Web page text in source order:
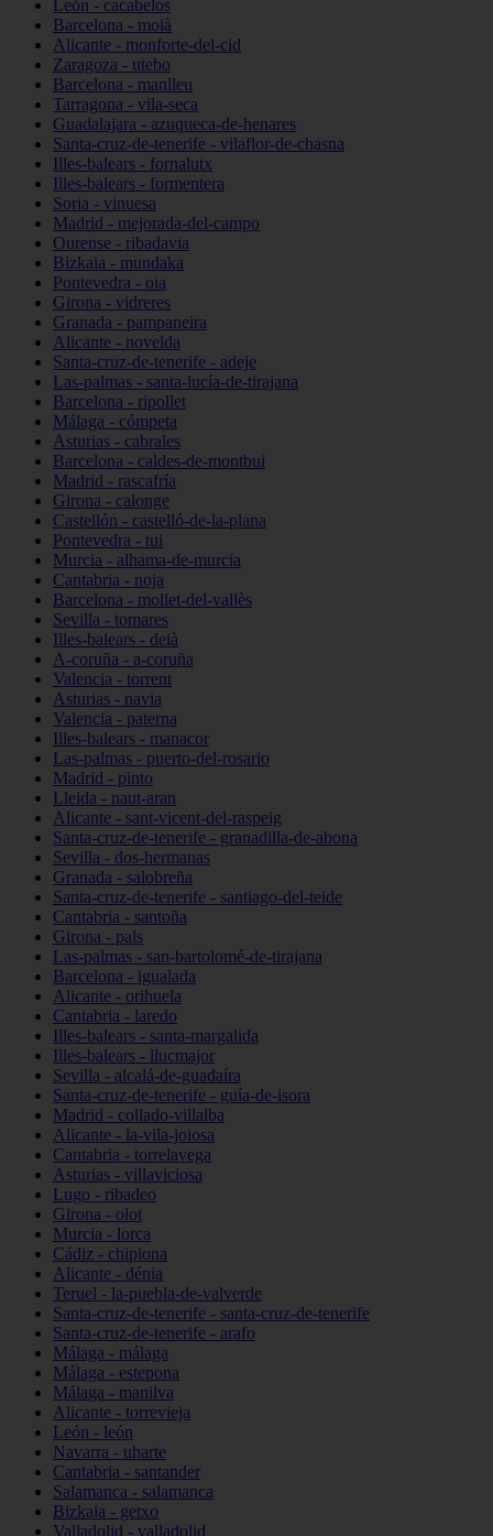
León - cacabelos
Barcelona - moià
Alicante - monforte-del-cid
Zaragoza - utebo
Barcelona - manlleu
Tarragona - vila-seca
Guadalajara - azuqueca-de-henares
Santa-cruz-de-tenerife - vilaflor-de-chasna
Illes-balears - fornalutx
Illes-balears - formentera
Soria - vinuesa
Madrid - mejorada-del-campo
Ourense - ribadavia
Bizkaia - mundaka
Pontevedra - oia
Girona - vidreres
Granada - pampaneira
Alicante - novelda
Santa-cruz-de-tenerife - adeje
Las-palmas - santa-lucía-de-tirajana
Barcelona - ripollet
Málaga - cómpeta
Asturias - cabrales
Barcelona - caldes-de-montbui
Madrid - rascafría
Girona - calonge
Castellón - castelló-de-la-plana
Pontevedra - tui
Murcia - alhama-de-murcia
Cantabria - noja
Barcelona - mollet-del-vallès
Sevilla - tomares
Illes-balears - deià
A-coruña - a-coruña
Valencia - torrent
Asturias - navia
Valencia - paterna
Illes-balears - manacor
Las-palmas - puerto-del-rosario
Madrid - pinto
Lleida - naut-aran
Alicante - sant-vicent-del-raspeig
Santa-cruz-de-tenerife - granadilla-de-abona
Sevilla - dos-hermanas
Granada - salobreña
Santa-cruz-de-tenerife - santiago-del-teide
Cantabria - santoña
Girona - pals
Las-palmas - san-bartolomé-de-tirajana
Barcelona - igualada
Alicante - orihuela
Cantabria - laredo
Illes-balears - santa-margalida
Illes-balears - llucmajor
Sevilla - alcalá-de-guadaíra
Santa-cruz-de-tenerife - guía-de-isora
Madrid - collado-villalba
Alicante - la-vila-joiosa
Cantabria - torrelavega
Asturias - villaviciosa
Lugo - ribadeo
Girona - olot
Murcia - lorca
Cádiz - chipiona
Alicante - dénia
Teruel - la-puebla-de-valverde
Santa-cruz-de-tenerife - santa-cruz-de-tenerife
Santa-cruz-de-tenerife - arafo
Málaga - málaga
Málaga - estepona
Málaga - manilva
Alicante - torrevieja
León - león
Navarra - uharte
Cantabria - santander
Salamanca - salamanca
Bizkaia - getxo
Valladolid - valladolid